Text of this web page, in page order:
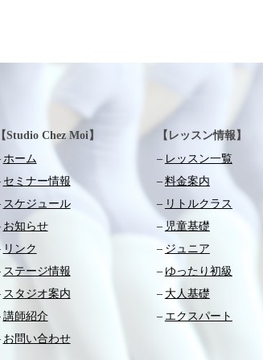
【Studio Chez Moi】
ホーム
セミナー情報
スケジュール
お知らせ
リンク
ステージ情報
スタジオ案内
講師紹介
お問い合わせ
【レッスン情報】
レッスン一覧
料金案内
リトルクラス
児童基礎
ジュニア
ゆったり初級
大人基礎
エクスパート